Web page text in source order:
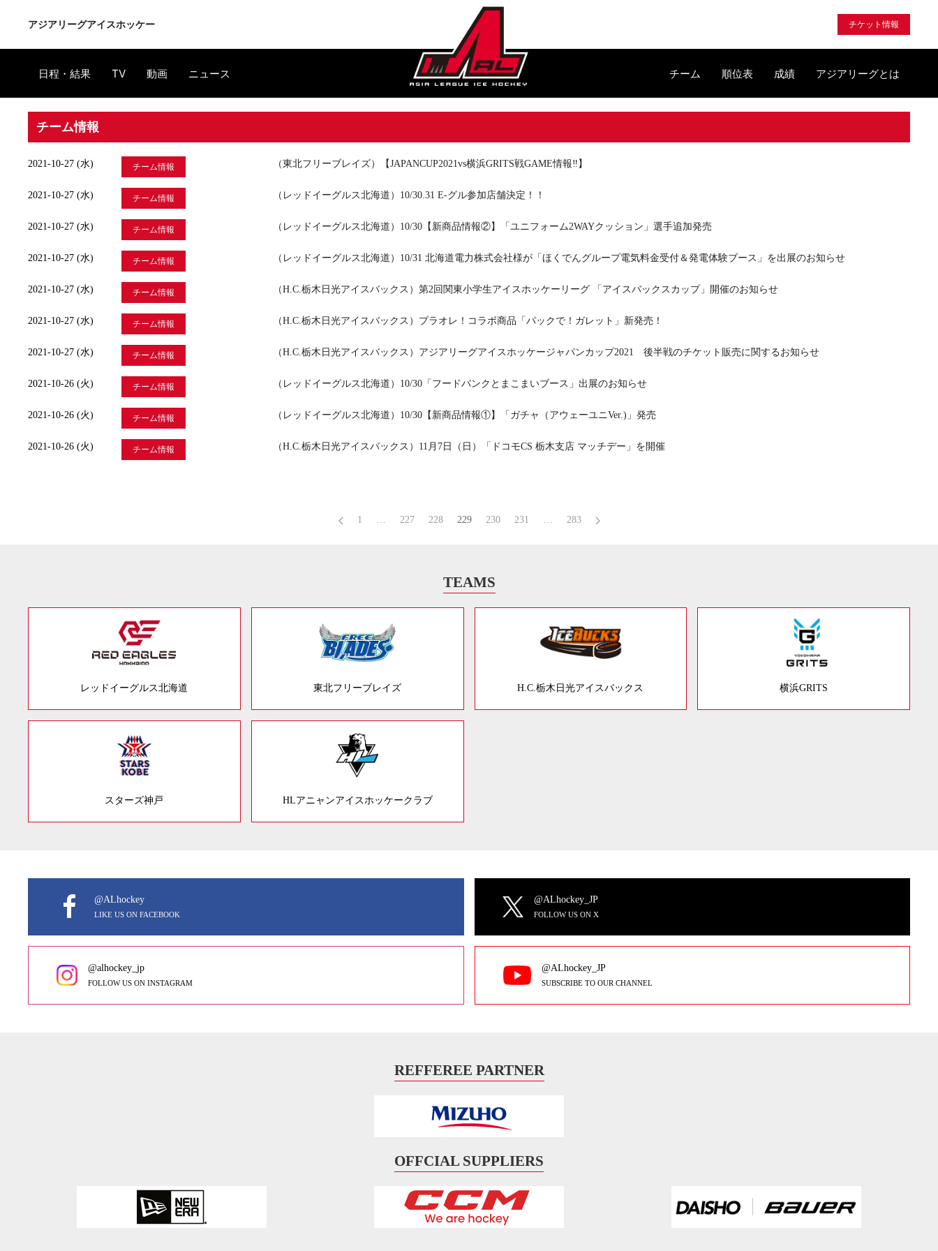
アジアリーグアイスホッケー チケット情報
日程・結果 TV 動画 ニュース チーム 順位表 成績 アジアリーグとは
チーム情報
2021-10-27 (水) チーム情報 （東北フリーブレイズ）【JAPANCUP2021vs横浜GRITS戦GAME情報‼】
2021-10-27 (水) チーム情報 （レッドイーグルス北海道）10/30.31 E-グル参加店舗決定！！
2021-10-27 (水) チーム情報 （レッドイーグルス北海道）10/30【新商品情報②】「ユニフォーム2WAYクッション」選手追加発売
2021-10-27 (水) チーム情報 （レッドイーグルス北海道）10/31 北海道電力株式会社様が「ほくでんグループ電気料金受付＆発電体験ブース」を出展のお知らせ
2021-10-27 (水) チーム情報 （H.C.栃木日光アイスバックス）第2回関東小学生アイスホッケーリーグ 「アイスバックスカップ」開催のお知らせ
2021-10-27 (水) チーム情報 （H.C.栃木日光アイスバックス）プラオレ！コラボ商品「パックで！ガレット」新発売！
2021-10-27 (水) チーム情報 （H.C.栃木日光アイスバックス）アジアリーグアイスホッケージャパンカップ2021 後半戦のチケット販売に関するお知らせ
2021-10-26 (火) チーム情報 （レッドイーグルス北海道）10/30「フードバンクとまこまいブース」出展のお知らせ
2021-10-26 (火) チーム情報 （レッドイーグルス北海道）10/30【新商品情報①】「ガチャ（アウェーユニVer.)」発売
2021-10-26 (火) チーム情報 （H.C.栃木日光アイスバックス）11月7日（日）「ドコモCS 栃木支店 マッチデー」を開催
1 … 227 228 229 230 231 … 283
TEAMS
レッドイーグルス北海道 東北フリーブレイズ H.C.栃木日光アイスバックス 横浜GRITS
スターズ神戸 HLアニャンアイスホッケークラブ
@ALhockey
LIKE US ON FACEBOOK
@ALhockey_JP
FOLLOW US ON X
@alhockey_jp
FOLLOW US ON INSTAGRAM
@ALhockey_JP
SUBSCRIBE TO OUR CHANNEL
REFFEREE PARTNER
OFFCIAL SUPPLIERS